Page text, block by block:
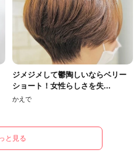
ジメジメして鬱陶しいならベリー
ショート！女性らしさを失...
かえで
と見る